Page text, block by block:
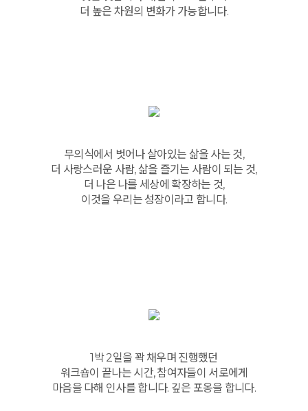
더 높은 차원의 변화가 가능합니다.
무의식에서 벗어나 살아있는 삶을 사는 것,
더 사랑스러운 사람, 삶을 즐기는 사람이 되는 것,
더 나은 나를 세상에 확장하는 것,
이것을 우리는 성장이라고 합니다.
1박 2일을 꽉 채우며 진행했던
워크숍이 끝나는 시간, 참여자들이 서로에게
마음을 다해 인사를 합니다. 깊은 포옹을 합니다.